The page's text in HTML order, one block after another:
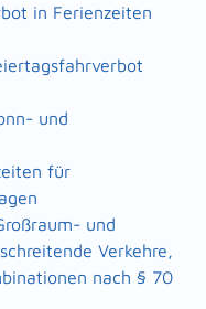
in Ferienzeiten
und
für
und
Verkehre,
nach § 70